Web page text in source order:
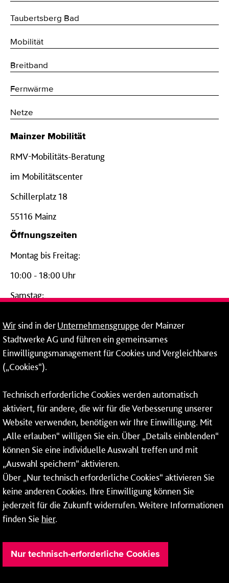
Taubertsberg Bad
Mobilität
Breitband
Fernwärme
Netze
Mainzer Mobilität
RMV-Mobilitäts-Beratung
im Mobilitätscenter
Schillerplatz 18
55116 Mainz
Öffnungszeiten
Montag bis Freitag:
10:00 - 18:00 Uhr
Samstag:
24-Stunden-Telefon*
06131 – 12 77 77
Fax: 06131 – 12 66 66
* Montags bis freitags bis 7 und ab 18 Uhr sowie an
Wochenenden und Feiertagen ganztags werden Ihre
Anrufe je nach Themenauswahl an ein Callcenter des
RMV oder von nextbike weitergeleitet. Dort erhalten Sie
ausschließlich Auskünfte zum Fahrplan bzw. zu
meinRad.
Wirsind in derUnternehmensgruppe der Mainzer
Stadtwerke AG und führen ein gemeinsames
Einwilligungsmanagement für Cookies und Vergleichbares
(„Cookies“).
Technisch erforderliche Cookies werden automatisch
aktiviert, für andere, die wir für die Verbesserung unserer
Website verwenden, benötigen wir Ihre Einwilligung. Mit
„Alle erlauben“ willigen Sie ein. Über „Details einblenden“
können Sie eine individuelle Auswahl treffen und mit
„Auswahl speichern“ aktivieren.
Über „Nur technisch erforderliche Cookies“ aktivieren Sie
keine anderen Cookies. Ihre Einwilligung können Sie
jederzeit für die Zukunft widerrufen. Weitere Informationen
finden Sie hier.
Nur technisch-erforderliche Cookies